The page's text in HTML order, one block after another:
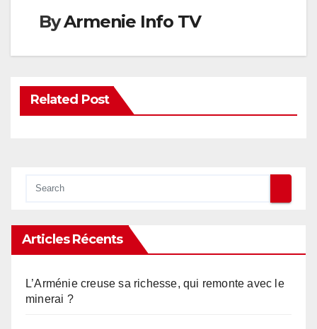
ByArmenie Info TV
Related Post
Articles Récents
L’Arménie creuse sa richesse, qui remonte avec le
minerai ?